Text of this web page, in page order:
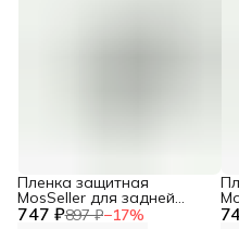
747 ₽897 ₽−17%
Пленка защитная
MosSeller для задней
панели для Honor X9c